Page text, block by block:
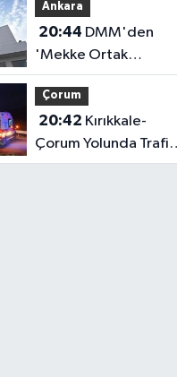
Ankara
20:44
'Mekke Ortak
Savunma Anlaşması'
İddialarına Yalanlama
Çorum
20:42
Çorum Yolunda Trafik
Kazası: Araç Otluk